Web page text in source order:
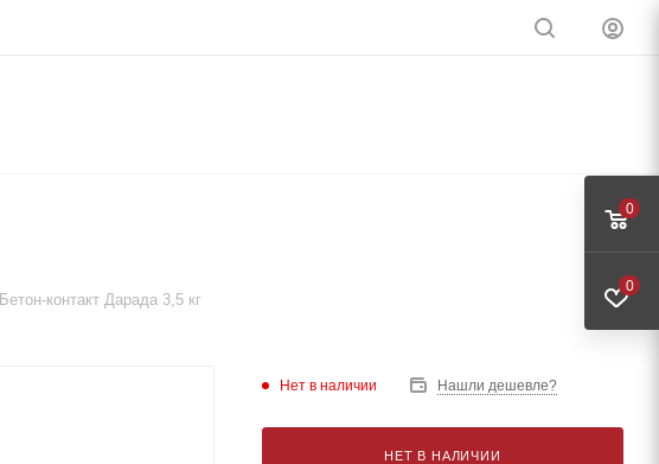
Бетон-контакт Дарада 3,5 кг
Нет в наличии Нашли дешевле?
НЕТ В НАЛИЧИИ
0
0